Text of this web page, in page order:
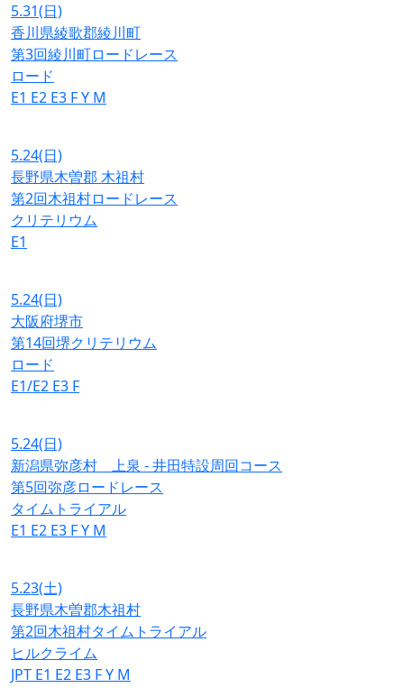
5.31(日)
香川県綾歌郡綾川町
第3回綾川町ロードレース
ロード
E1 E2 E3 FY M
5.24(日)
長野県木曽郡 木祖村
第2回木祖村ロードレース
クリテリウム
E1
5.24(日)
大阪府堺市
第14回堺クリテリウム
ロード
E1/E2 E3 F
5.24(日)
新潟県弥彦村 上泉 - 井田特設周回コース
第5回弥彦ロードレース
タイムトライアル
E1 E2 E3 FY M
5.23(土)
長野県木曽郡木祖村
第2回木祖村タイムトライアル
ヒルクライム
JPT E1 E2 E3 FY M